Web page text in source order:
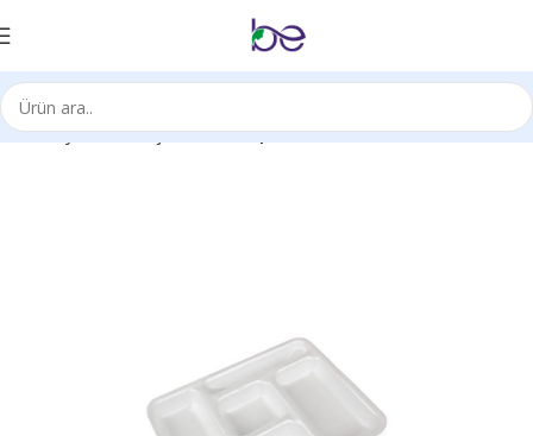
Ana Sayfa Ambalaj Ürünleri Kaplar/Tabaklar